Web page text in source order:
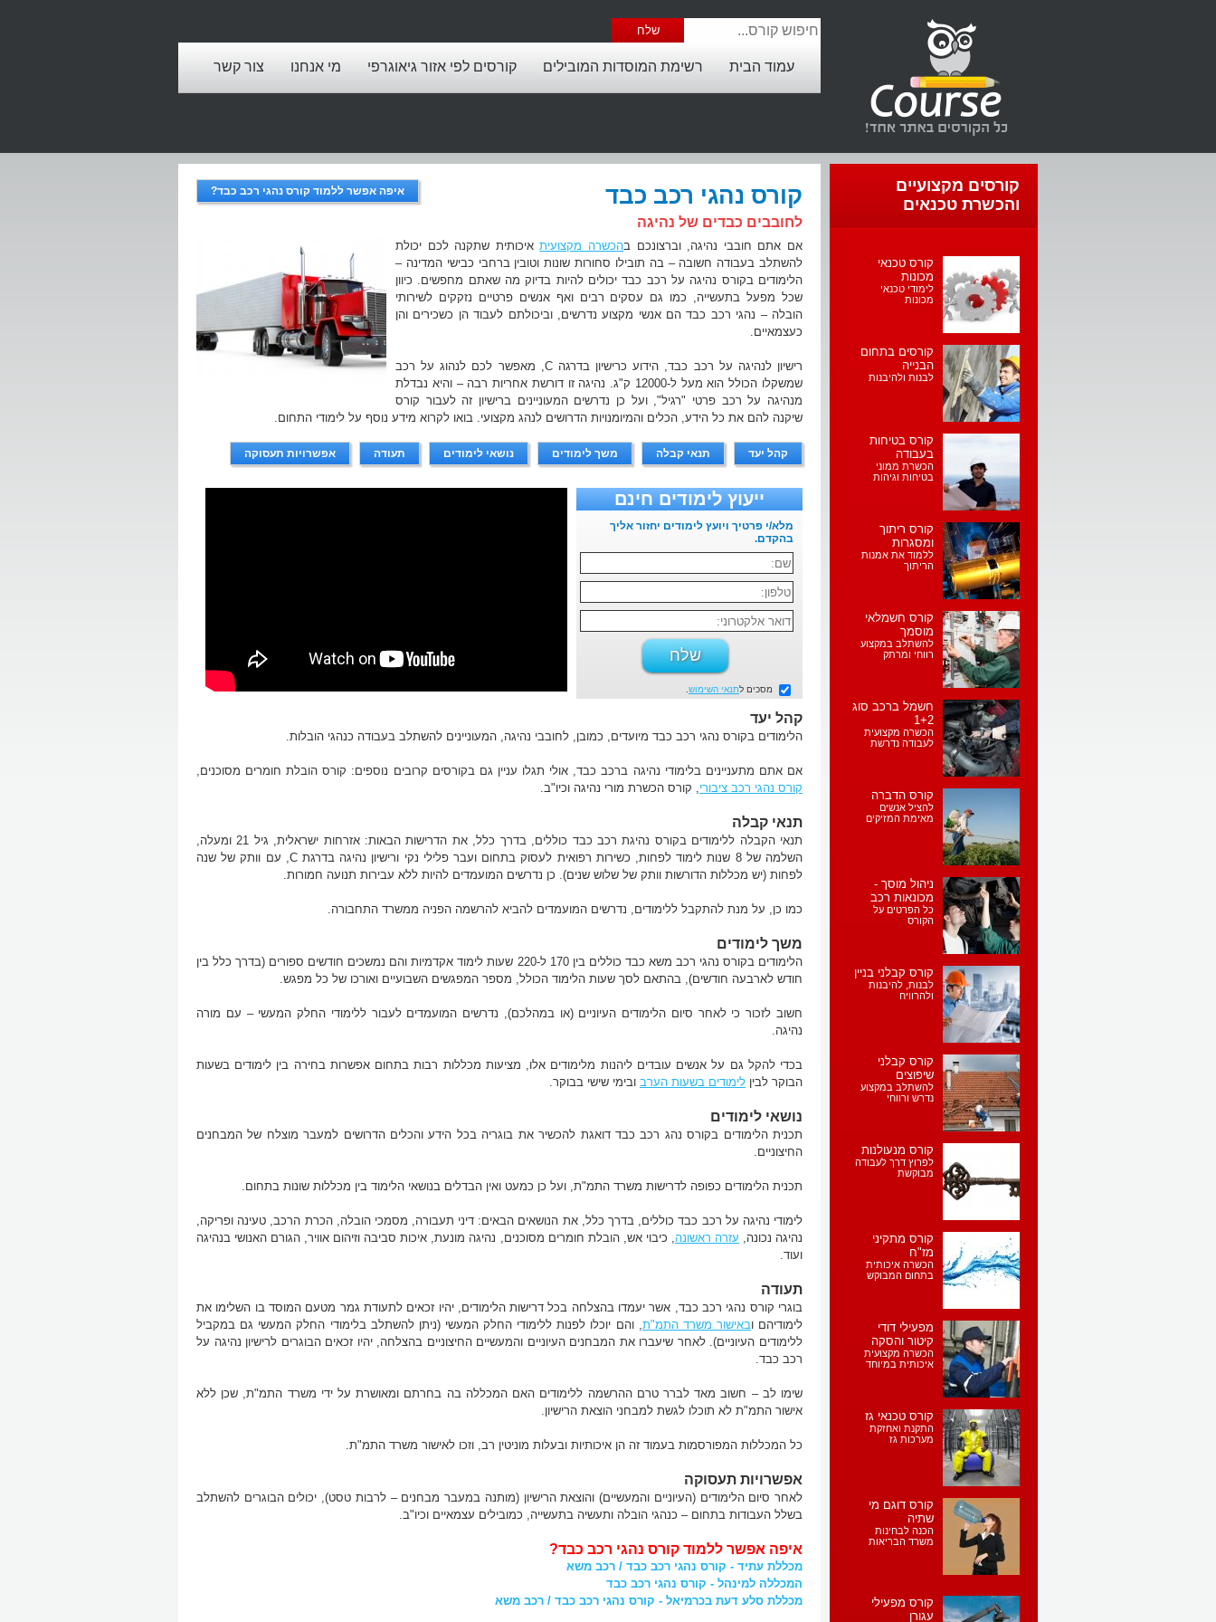
עמוד הבית רשימת המוסדות המובילים קורסים לפי אזור גיאוגרפי מי אנחנו צור קשר
קורסים מקצועיים
והכשרת טכנאים
קורס טכנאי
מכונות
לימודי טכנאי
מכונות
קורסים בתחום
הבנייה
לבנות ולהיבנות
קורס בטיחות
בעבודה
הכשרת ממוני
בטיחות וגיהות
קורס ריתוך
ומסגרות
ללמוד את אמנות
הריתוך
קורס חשמלאי
מוסמך
להשתלב במקצוע
רווחי ומרתק
חשמל ברכב סוג
1+2
הכשרה מקצועית
לעבודה נדרשת
קורס הדברה
להציל אנשים
מאימת המזיקים
ניהול מוסך -
מכונאות רכב
כל הפרטים על
הקורס
קורס קבלני בניין
לבנות, להיבנות
ולהרוויח
קורס קבלני
שיפוצים
להשתלב במקצוע
נדרש ורווחי
קורס מנעולנות
לפרוץ דרך לעבודה
מבוקשת
קורס מתקיני
מז"ח
הכשרה איכותית
בתחום המבוקש
מפעילי דודי
קיטור והסקה
הכשרה מקצועית
איכותית במיוחד
קורס טכנאי גז
התקנת ואחזקת
מערכות גז
קורס דוגם מי
שתיה
הכנה לבחינות
משרד הבריאות
קורס מפעילי
עגורן
קורס נהגי רכב כבד
לחובבים כבדים של נהיגה
איפה אפשר ללמוד קורס נהגי רכב כבד?
אם אתם חובבי נהיגה, וברצונכם בהכשרה מקצועיתאיכותית שתקנה לכם יכולת
להשתלב בעבודה חשובה – בה תובילו סחורות שונות וטובין ברחבי כבישי המדינה –
הלימודים בקורס נהיגה על רכב כבד יכולים להיות בדיוק מה שאתם מחפשים. כיוון
שכל מפעל בתעשייה, כמו גם עסקים רבים ואף אנשים פרטיים נזקקים לשירותי
הובלה – נהגי רכב כבד הם אנשי מקצוע נדרשים, וביכולתם לעבוד הן כשכירים והן
כעצמאיים.
רישיון לנהיגה על רכב כבד, הידוע כרישיון בדרגה C, מאפשר לכם לנהוג על רכב
שמשקלו הכולל הוא מעל ל-12000 ק"ג. נהיגה זו דורשת אחריות רבה – והיא נבדלת
מנהיגה על רכב פרטי "רגיל", ועל כן נדרשים המעוניינים ברישיון זה לעבור קורס
שיקנה להם את כל הידע, הכלים והמיומנויות הדרושים לנהג מקצועי. בואו לקרוא מידע נוסף על לימודי התחום.
קהל יעד תנאי קבלה משך לימודים נושאי לימודים תעודה אפשרויות תעסוקה
ייעוץ לימודים חינם
מלא/י פרטיך ויועץ לימודים יחזור אליך
בהקדם.
מסכים לתנאי השימוש
קהל יעד
הלימודים בקורס נהגי רכב כבד מיועדים, כמובן, לחובבי נהיגה, המעוניינים להשתלב בעבודה כנהגי הובלות.
אם אתם מתעניינים בלימודי נהיגה ברכב כבד, אולי תגלו עניין גם בקורסים קרובים נוספים: קורס הובלת חומרים מסוכנים,
קורס נהגי רכב ציבורי, קורס הכשרת מורי נהיגה וכיו"ב.
תנאי קבלה
תנאי הקבלה ללימודים בקורס נהיגת רכב כבד כוללים, בדרך כלל, את הדרישות הבאות: אזרחות ישראלית, גיל 21 ומעלה,
השלמה של 8 שנות לימוד לפחות, כשירות רפואית לעסוק בתחום ועבר פלילי נקי ורישיון נהיגה בדרגת C, עם וותק של שנה
לפחות (יש מכללות הדורשות וותק של שלוש שנים). כן נדרשים המועמדים להיות ללא עבירות תנועה חמורות.
כמו כן, על מנת להתקבל ללימודים, נדרשים המועמדים להביא להרשמה הפניה ממשרד התחבורה.
משך לימודים
הלימודים בקורס נהגי רכב משא כבד כוללים בין 170 ל-220 שעות לימוד אקדמיות והם נמשכים חודשים ספורים (בדרך כלל בין
חודש לארבעה חודשים), בהתאם לסך שעות הלימוד הכולל, מספר המפגשים השבועיים ואורכו של כל מפגש.
חשוב לזכור כי לאחר סיום הלימודים העיוניים (או במהלכם), נדרשים המועמדים לעבור ללימודי החלק המעשי – עם מורה
נהיגה.
בכדי להקל גם על אנשים עובדים ליהנות מלימודים אלו, מציעות מכללות רבות בתחום אפשרות בחירה בין לימודים בשעות
הבוקר לבין לימודים בשעות הערב ובימי שישי בבוקר.
נושאי לימודים
תכנית הלימודים בקורס נהג רכב כבד דואגת להכשיר את בוגריה בכל הידע והכלים הדרושים למעבר מוצלח של המבחנים
החיצוניים.
תכנית הלימודים כפופה לדרישות משרד התמ"ת, ועל כן כמעט ואין הבדלים בנושאי הלימוד בין מכללות שונות בתחום.
לימודי נהיגה על רכב כבד כוללים, בדרך כלל, את הנושאים הבאים: דיני תעבורה, מסמכי הובלה, הכרת הרכב, טעינה ופריקה,
נהיגה נכונה, עזרה ראשונה, כיבוי אש, הובלת חומרים מסוכנים, נהיגה מונעת, איכות סביבה וזיהום אוויר, הגורם האנושי בנהיגה
ועוד.
תעודה
בוגרי קורס נהגי רכב כבד, אשר יעמדו בהצלחה בכל דרישות הלימודים, יהיו זכאים לתעודת גמר מטעם המוסד בו השלימו את
לימודיהם ובאישור משרד התמ"ת, והם יוכלו לפנות ללימודי החלק המעשי (ניתן להשתלב בלימודי החלק המעשי גם במקביל
ללימודים העיוניים). לאחר שיעברו את המבחנים העיוניים והמעשיים החיצוניים בהצלחה, יהיו זכאים הבוגרים לרישיון נהיגה על
רכב כבד.
שימו לב – חשוב מאד לברר טרם ההרשמה ללימודים האם המכללה בה בחרתם ומאושרת על ידי משרד התמ"ת, שכן ללא
אישור התמ"ת לא תוכלו לגשת למבחני הוצאת הרישיון.
כל המכללות המפורסמות בעמוד זה הן איכותיות ובעלות מוניטין רב, וזכו לאישור משרד התמ"ת.
אפשרויות תעסוקה
לאחר סיום הלימודים (העיוניים והמעשיים) והוצאת הרישיון (מותנה במעבר מבחנים – לרבות טסט), יכולים הבוגרים להשתלב
בשלל העבודות בתחום – כנהגי הובלה ותעשיה בתעשייה, כמובילים עצמאיים וכיו"ב.
איפה אפשר ללמוד קורס נהגי רכב כבד?
מכללת עתיד - קורס נהגי רכב כבד / רכב משא
המכללה למינהל - קורס נהגי רכב כבד
מכללת סלע דעת בכרמיאל - קורס נהגי רכב כבד / רכב משא